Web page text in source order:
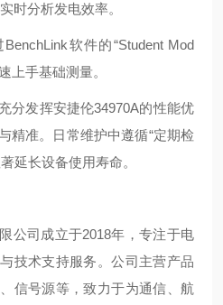
时分析发电效率。
BenchLink软件的“Student Mod
上手基础测量。
分发挥安捷伦34970A的性能优
精准。日常维护中遵循“定期检
延长设备使用寿命。
公司成立于2018年，专注于电
技术支持服务。公司主营产品
信号源等，致力于为通信、航